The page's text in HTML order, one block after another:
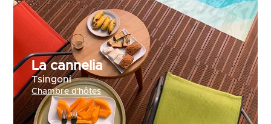
La cannelia
Tsingoni
Chambre d'hôtes